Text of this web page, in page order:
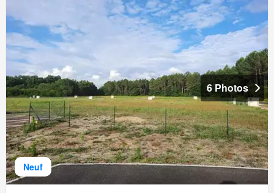
Neuf
6 Photos